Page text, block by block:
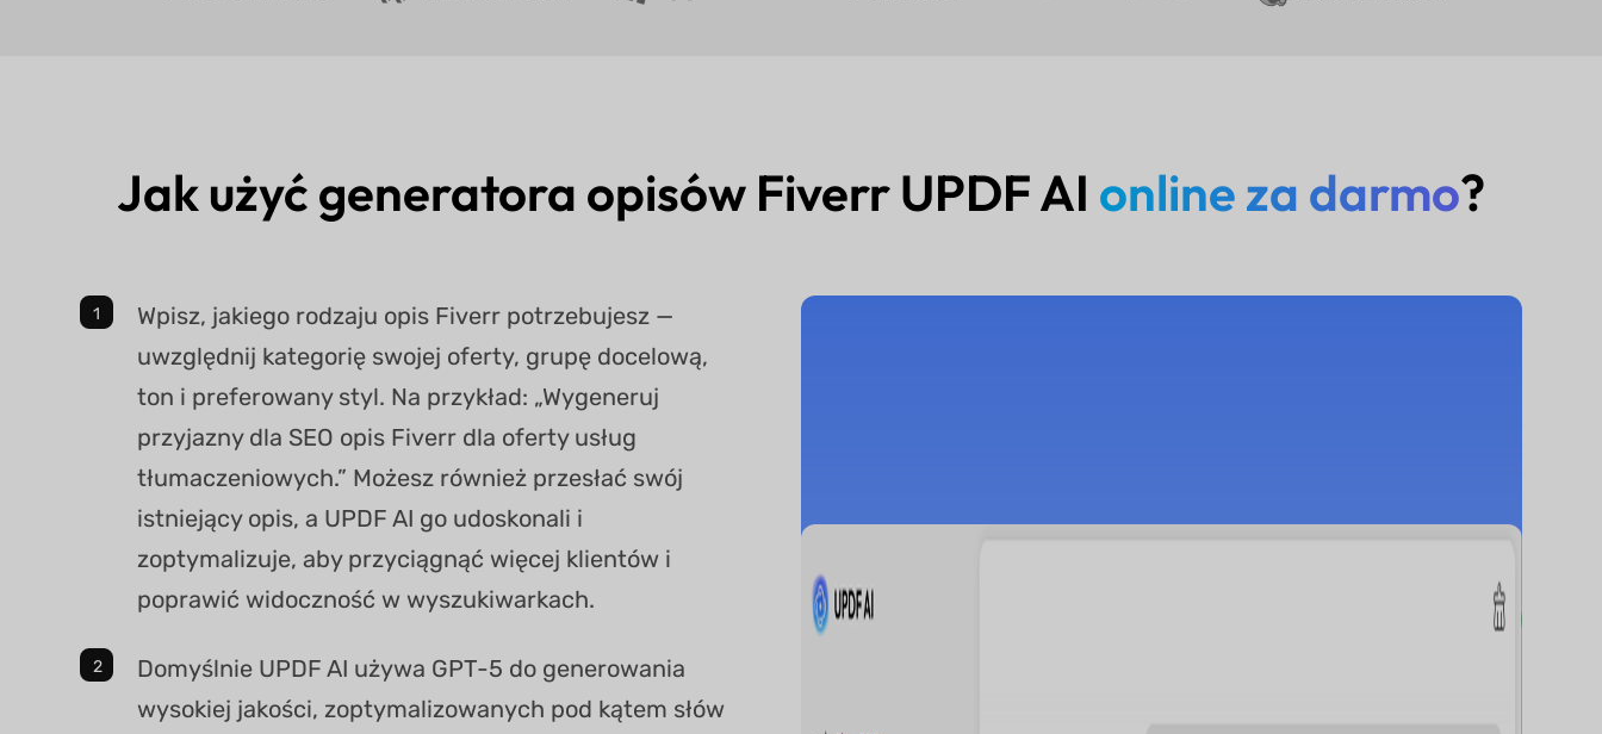
Jak użyć generatora opisów Fiverr UPDF AI online za darmo?
Wpisz, jakiego rodzaju opis Fiverr potrzebujesz —
uwzględnij kategorię swojej oferty, grupę docelową,
ton i preferowany styl. Na przykład: „Wygeneruj
przyjazny dla SEO opis Fiverr dla oferty usług
tłumaczeniowych.” Możesz również przesłać swój
istniejący opis, a UPDF AI go udoskonali i
zoptymalizuje, aby przyciągnąć więcej klientów i
poprawić widoczność w wyszukiwarkach.
Domyślnie UPDF AI używa GPT-5 do generowania
wysokiej jakości, zoptymalizowanych pod kątem słów